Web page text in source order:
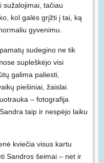
sužalojimai, tačiau
kol galės grįžti į tai, ką
gyvenimu.
sudegino ne tik
supleškėjo visi
galima paliesti,
piešiniai, žaislai.
– fotografija
taip ir nespėjo laiku
kviečia visus kartu
Sandros šeimai – net ir